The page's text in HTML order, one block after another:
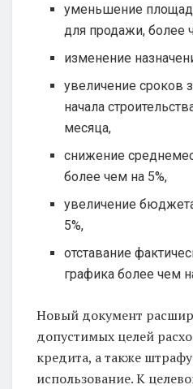
уменьшение
для продажи, более
изменение
увеличение сроков
начала
месяца,
снижение
более чем на 5%,
увеличение
5%,
отставание
графика более чем
Новый документ
допустимых целей
кредита, а также
использование. К